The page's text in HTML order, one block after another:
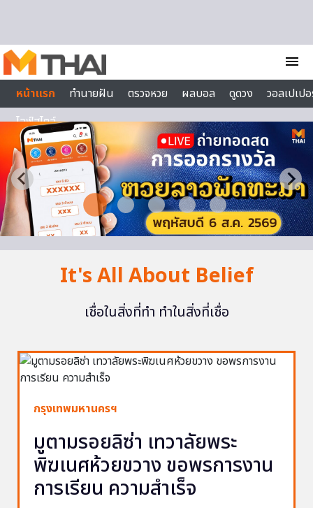
menu
หน้าแรก
ทำนายฝัน ตรวจหวย ผลบอล ดูดวง
วอลเปเป
ไลฟ์สไตล์
It's All About Belief
เชื่อในสิ่งที่ทำ ทำในสิ่งที่เชื่อ
กรุงเทพมหานครฯ
มูตามรอยลิซ่า เทวาลัยพระ
พิฆเนศห้วยขวาง ขอพรการงาน
การเรียน ความสำเร็จ